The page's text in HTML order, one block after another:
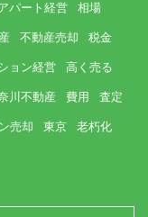
パート経営 相場
不動産売却 税金
ョン経営 高く売る
川不動産 費用 査定
売却 東京 老朽化